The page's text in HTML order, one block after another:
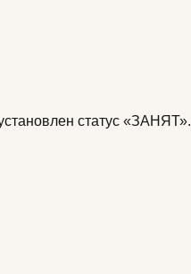
статус «ЗАНЯТ».